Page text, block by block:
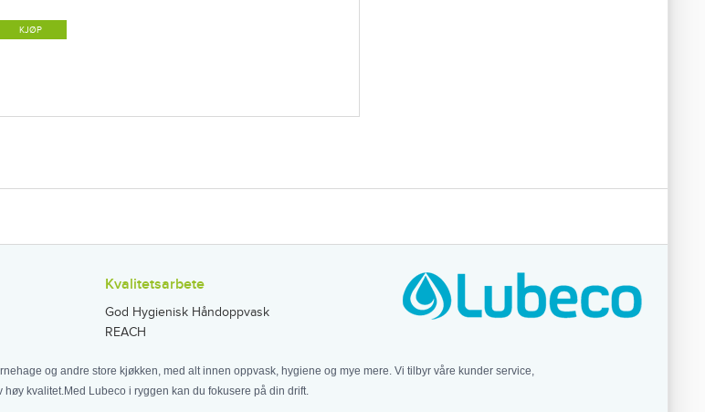
KJØP
Kvalitetsarbete
God Hygienisk Håndoppvask
REACH
og andre store kjøkken, med alt innen oppvask, hygiene og mye mere. Vi tilbyr våre kunder service,
høy kvalitet.Med Lubeco i ryggen kan du fokusere på din drift.